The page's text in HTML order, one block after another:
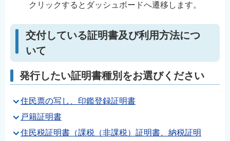
クリックするとダッシュボードへ遷移します。
交付している証明書及び利用方法につ
いて
発行したい証明書種別をお選びください
住民票の写し、印鑑登録証明書
戸籍証明書
住民税証明書（課税（非課税）証明書、納税証明